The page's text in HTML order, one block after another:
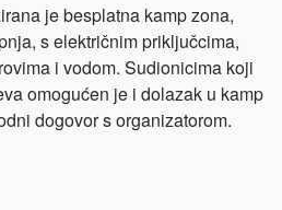
je besplatna kamp zona,
s električnim priključcima,
i vodom. Sudionicima koji
omogućen je i dolazak u kamp
dogovor s organizatorom.